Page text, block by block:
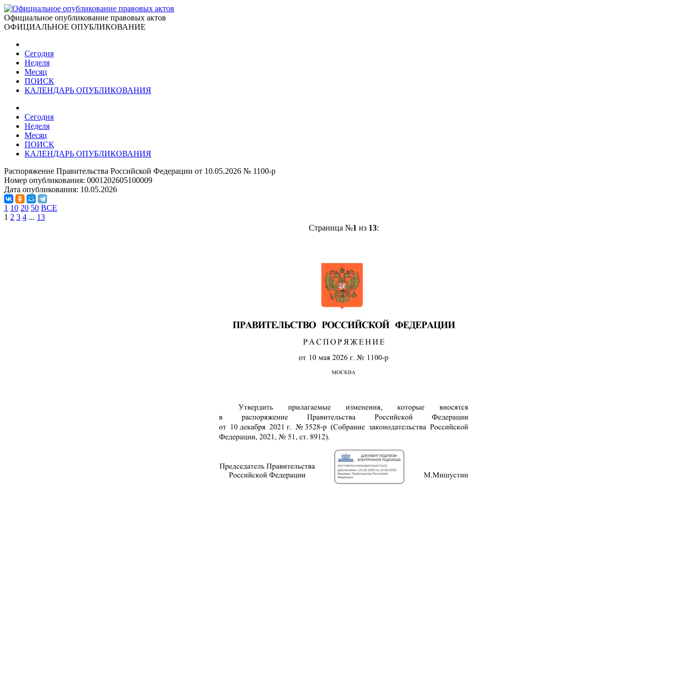
Официальное опубликование правовых актов
ОФИЦИАЛЬНОЕ ОПУБЛИКОВАНИЕ
Сегодня
Неделя
Месяц
ПОИСК
КАЛЕНДАРЬ ОПУБЛИКОВАНИЯ
Сегодня
Неделя
Месяц
ПОИСК
КАЛЕНДАРЬ ОПУБЛИКОВАНИЯ
Распоряжение Правительства Российской Федерации от 10.05.2026 № 1100-р
Номер опубликования: 0001202605100009
Дата опубликования: 10.05.2026
1 10 20 50 ВСЕ
1 2 3 4 ... 13
Страница №1 из 13: